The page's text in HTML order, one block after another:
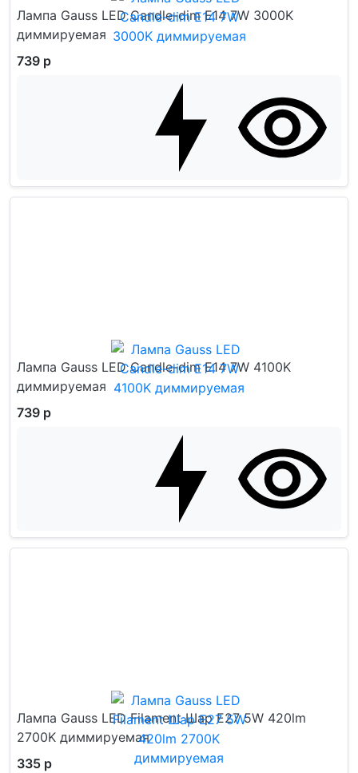
Лампа Gauss LED Candle-dim E14 7W 3000K
диммируемая
739 р
Лампа Gauss LED Candle-dim E14 7W 4100K
диммируемая
739 р
Лампа Gauss LED Filament Шар E27 5W 420lm
2700K диммируемая
335 р